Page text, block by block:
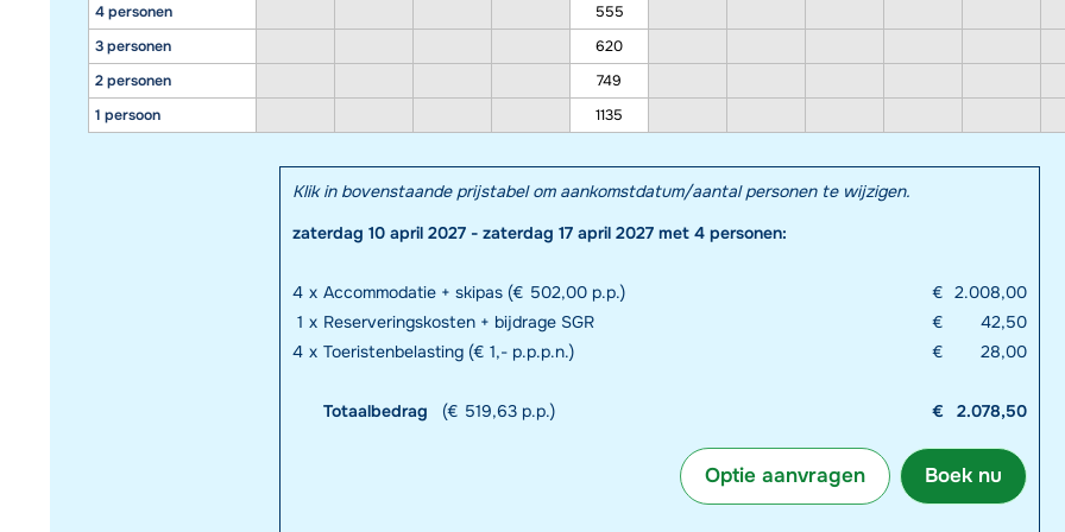
4 personen
3 personen
2 personen
1 persoon
555
620
749
1135
Klik in bovenstaande prijstabel om aankomstdatum/aantal personen te wijzigen.
zaterdag 10 april 2027 - zaterdag 17 april 2027 met 4 personen:
4 x Accommodatie + skipas (€ 502,00 p.p.) € 2.008,00
1 x Reserveringskosten + bijdrage SGR €
42,50
4 x Toeristenbelasting (€ 1,- p.p.p.n.) € 28,00
Totaalbedrag (€ 519,63 p.p.) € 2.078,50
Boek nu
Optie aanvragen